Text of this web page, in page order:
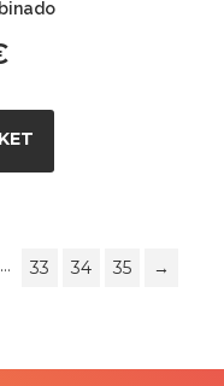
… 33 34 35 →